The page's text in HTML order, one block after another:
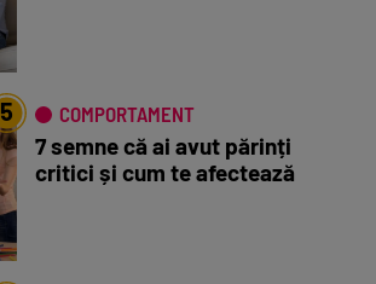
5 COMPORTAMENT
7 semne că ai avut părinți
critici și cum te afectează